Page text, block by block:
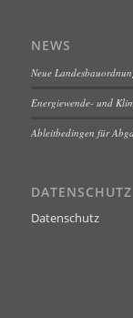
NEWS
Neue
Energiewende- und
Ableitbedingen für
DATENSCHUTZ
Datenschutz